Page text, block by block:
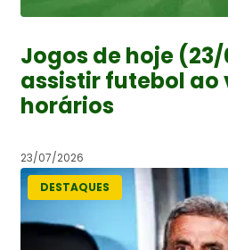
Jogos de hoje
assistir futebol ao
horários
23/07/2026
DESTAQUES